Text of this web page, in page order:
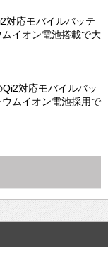
対応モバイルバッテ
イオン電池搭載で大
対応モバイルバッ
ムイオン電池採用で